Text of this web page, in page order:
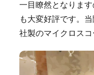
一目瞭然となりま
も大変好評です。
社製のマイクロスコ